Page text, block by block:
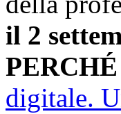
il 2
digitale.